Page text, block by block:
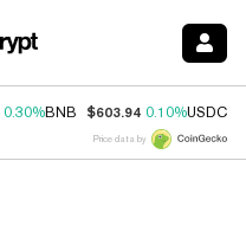
0.30%BNB $603.94 0.10%USDC
Price data by